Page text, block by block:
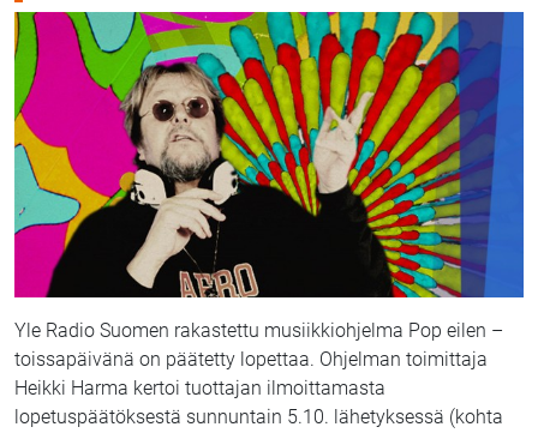
Yle Radio Suomen rakastettu musiikkiohjelma Pop eilen –
toissapäivänä on päätetty lopettaa. Ohjelman toimittaja
Heikki Harma kertoi tuottajan ilmoittamasta
lopetuspäätöksestä sunnuntain 5.10. lähetyksessä (kohta